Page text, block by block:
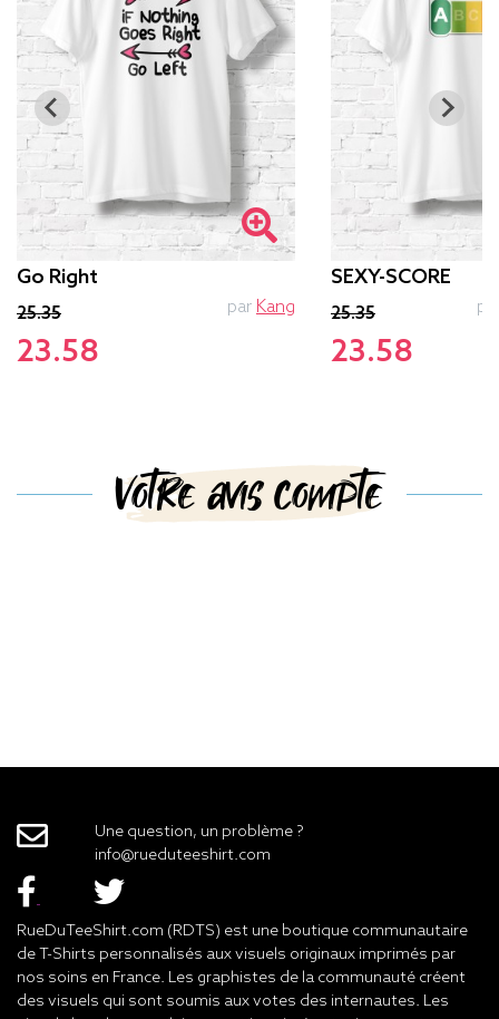
Go Right
25.35
23.58
par Kang
SEXY-SCORE
25.35
23.58
Votre avis compte
Une question, un problème ?
info@rueduteeshirt.com
RueDuTeeShirt.com (RDTS) est une boutique communautaire
de T-Shirts personnalisés aux visuels originaux imprimés par
nos soins en France. Les graphistes de la communauté créent
des visuels qui sont soumis aux votes des internautes. Les